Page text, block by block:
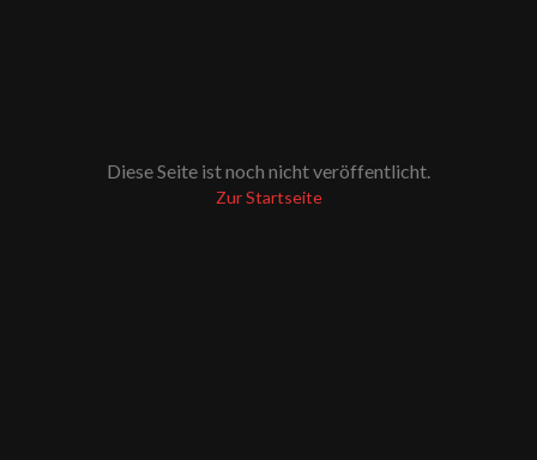
Diese Seite ist noch nicht veröffentlicht.
Zur Startseite